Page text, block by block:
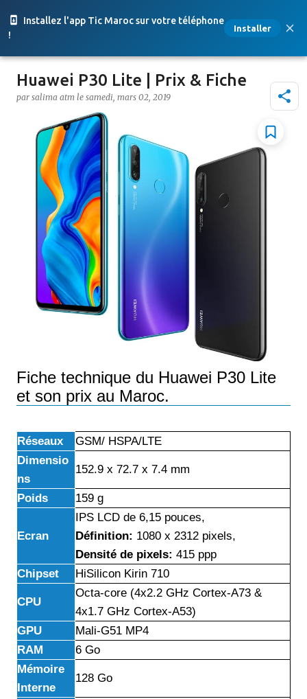
Installez l'app Tic Maroc sur votre téléphone
!
Installer
Accéder au contenu principal
Huawei P30 Lite | Prix & Fiche
par salima atm le samedi, mars 02, 2019
Fiche technique du Huawei P30 Lite
et son prix au Maroc.
Réseaux
GSM/ HSPA/LTE
Dimensio
ns
152.9 x 72.7 x 7.4 mm
Poids 159 g
Ecran
IPS LCD de 6,15 pouces,
Définition: 1080 x 2312 pixels,
Densité de pixels: 415 ppp
Chipset
HiSilicon Kirin 710
CPU
Octa-core (4x2.2 GHz Cortex-A73 &
4x1.7 GHz Cortex-A53)
GPU
Mali-G51 MP4
RAM
6 Go
Mémoire
Interne
128 Go